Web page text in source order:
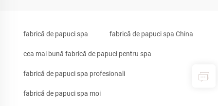
fabrică de papuci spa fabrică de papuci spa China
cea mai bună fabrică de papuci pentru spa
fabrică de papuci spa profesionali
fabrică de papuci spa moi